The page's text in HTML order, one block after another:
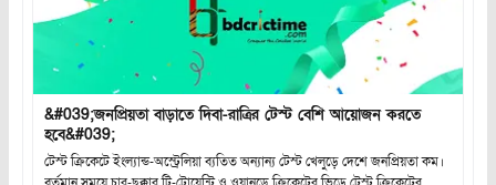
&#039;জনপ্রিয়তা বাড়াতে দিবা-রাত্রির টেস্ট বেশি আয়োজন করতে
হবে&#039;
টেস্ট ক্রিকেটে ইংল্যান্ড-অস্ট্রেলিয়া ব্যতিত অন্যান্য টেস্ট খেলুড়ে দেশে জনপ্রিয়তা কম।